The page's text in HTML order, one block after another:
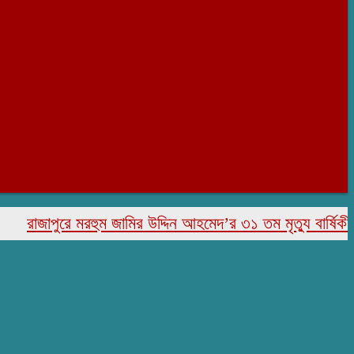
মরহুম জামির উদ্দিন আহমেদ’র ৩১ তম মৃত্যু বার্ষিকী পালিত